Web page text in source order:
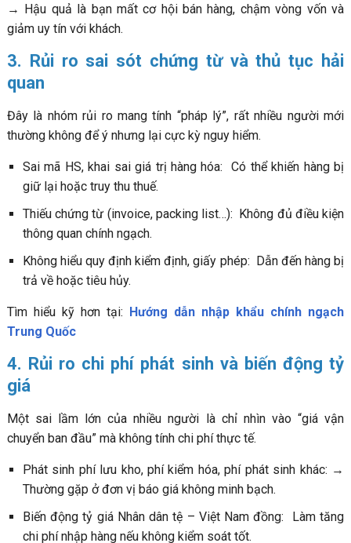
→ Hậu quả là bạn mất cơ hội bán hàng, chậm vòng vốn và
giảm uy tín với khách.
3. Rủi ro sai sót chứng từ và thủ tục hải
quan
Đây là nhóm rủi ro mang tính “pháp lý”, rất nhiều người mới
thường không để ý nhưng lại cực kỳ nguy hiểm.
Sai mã HS, khai sai giá trị hàng hóa: Có thể khiến hàng bị
giữ lại hoặc truy thu thuế.
Thiếu chứng từ (invoice, packing list…): Không đủ điều kiện
thông quan chính ngạch.
Không hiểu quy định kiểm định, giấy phép: Dẫn đến hàng bị
trả về hoặc tiêu hủy.
Tìm hiểu kỹ hơn tại: Hướng dẫn nhập khẩu chính ngạch
Trung Quốc
4. Rủi ro chi phí phát sinh và biến động tỷ
giá
Một sai lầm lớn của nhiều người là chỉ nhìn vào “giá vận
chuyển ban đầu” mà không tính chi phí thực tế.
Phát sinh phí lưu kho, phí kiểm hóa, phí phát sinh khác: →
Thường gặp ở đơn vị báo giá không minh bạch.
Biến động tỷ giá Nhân dân tệ – Việt Nam đồng: Làm tăng
chi phí nhập hàng nếu không kiểm soát tốt.